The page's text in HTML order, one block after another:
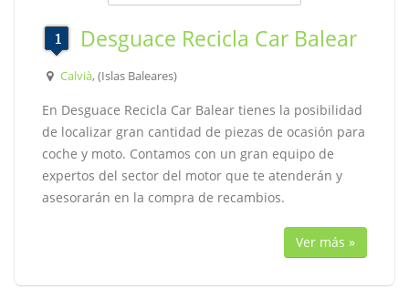
Desguace Recicla Car Balear
Calvià, (Islas Baleares)
En Desguace Recicla Car Balear tienes la posibilidad
de localizar gran cantidad de piezas de ocasión para
coche y moto. Contamos con un gran equipo de
expertos del sector del motor que te atenderán y
asesorarán en la compra de recambios.
Ver más »